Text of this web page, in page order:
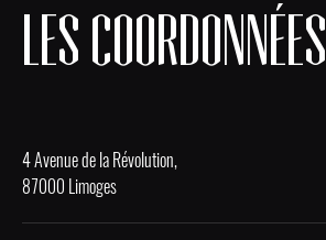
LES COORDONNÉES
4 Avenue de la Révolution,
87000 Limoges